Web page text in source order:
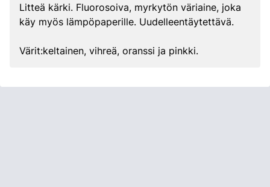
Litteä kärki. Fluorosoiva, myrkytön väriaine, joka
käy myös lämpöpaperille. Uudelleentäytettävä.
Värit:keltainen, vihreä, oranssi ja pinkki.